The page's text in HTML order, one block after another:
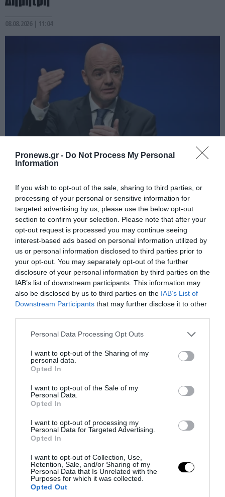
Pronews.gr - Do Not Process My Personal
Information
If you wish to opt-out of the sale, sharing to third parties, or
processing of your personal or sensitive information for
targeted advertising by us, please use the below opt-out
section to confirm your selection. Please note that after your
opt-out request is processed you may continue seeing
interest-based ads based on personal information utilized by
us or personal information disclosed to third parties prior to
your opt-out. You may separately opt-out of the further
disclosure of your personal information by third parties on the
IAB’s list of downstream participants. This information may
also be disclosed by us to third parties on the IAB’s List of
Downstream Participants that may further disclose it to other
Please note that this website/app uses one or more Google
not limited to your visit or usage behaviour. You may click to
grant or deny consent to Google and its third-party tags to
use your data for below specified purposes in below Google
consent section.
Personal Data Processing Opt Outs
I want to opt-out of the Sharing of my
personal data.
Opted In
I want to opt-out of the Sale of my
Personal Data.
Opted In
I want to opt-out of processing my
Personal Data for Targeted Advertising.
Opted In
I want to opt-out of Collection, Use,
Retention, Sale, and/or Sharing of my
Personal Data that Is Unrelated with the
Purposes for which it was collected.
Opted Out
08.08.2026 | 11:04
PRONEWS.GR /ΠΑΡΑΣΚΗΝΙΟ
Σάλος με δημοσίευμα της Telegraph:
Δόθηκε εξαψήφια αποζημίωση σε
φερόμενη ως ερωμένη του Τζιάνι
Ινφαντίνο
08.08.2026 | 09:52
PRONEWS.GR /ΔΙΕΘΝΕΣ ΠΟΔΟΣΦΑΙΡΟ
Όλοι οι καλοί χωράνε: Η ευφάνταστη
ιδέα ομάδας του Περού για να… τιμήσει
τους 1.000 χορηγούς
08.08.2026 | 09:19